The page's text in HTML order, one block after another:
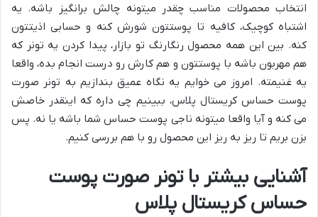
انتخاب محصولات مناسب چقدر میتونه چالش برانگیز باشه. یه
اشتباه کوچیک، کافیه تا پوستتون شورش کنه و حسابی اذیتتون
کنه. بین این همه محصول رنگارنگ تو بازار، پیدا کردن یه تونر که
هم مهربون باشه با پوستتون و هم کارش رو درست انجام بده، واقعا
یه غنیمته. امروز می خوایم یه نگاه عمیق بندازیم به تونر صورت
پوست حساس کریستال پلاس، ببینیم چی داره که اینقدر خاصش
می کنه و آیا واقعا میتونه ناجی پوست حساس شما باشه یا نه. پس
بزن بریم تا ریز به ریز این محصول رو با هم بررسی کنیم.
آشنایی بیشتر با تونر صورت پوست
حساس کریستال پلاس